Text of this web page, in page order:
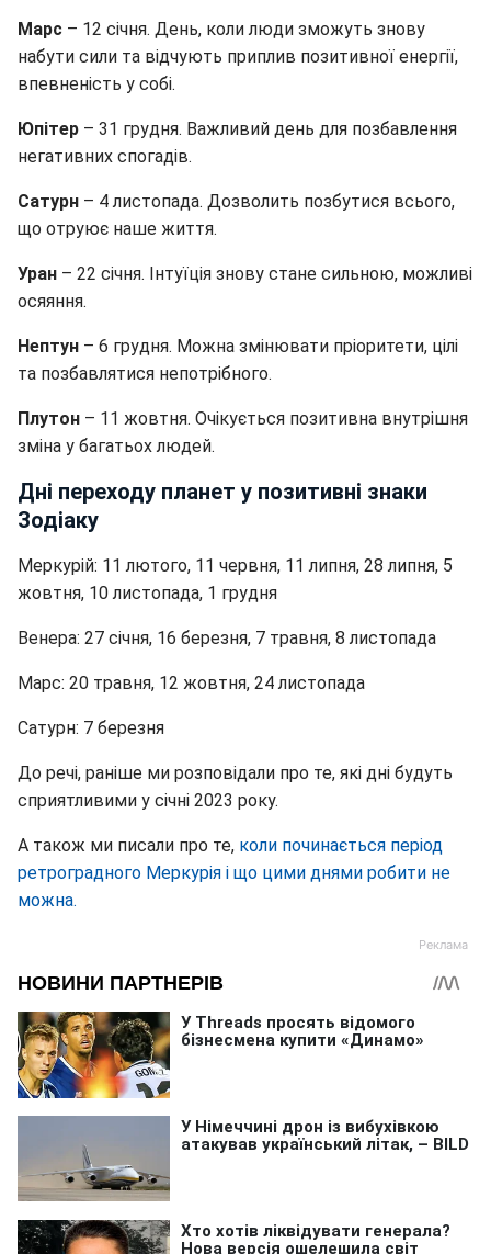
Марс – 12 січня. День, коли люди зможуть знову
набути сили та відчують приплив позитивної енергії,
впевненість у собі.
Юпітер – 31 грудня. Важливий день для позбавлення
негативних спогадів.
Сатурн – 4 листопада. Дозволить позбутися всього,
що отруює наше життя.
Уран – 22 січня. Інтуїція знову стане сильною, можливі
осяяння.
Нептун – 6 грудня. Можна змінювати пріоритети, цілі
та позбавлятися непотрібного.
Плутон – 11 жовтня. Очікується позитивна внутрішня
зміна у багатьох людей.
Дні переходу планет у позитивні знаки
Зодіаку
Меркурій: 11 лютого, 11 червня, 11 липня, 28 липня, 5
жовтня, 10 листопада, 1 грудня
Венера: 27 січня, 16 березня, 7 травня, 8 листопада
Марс: 20 травня, 12 жовтня, 24 листопада
Сатурн: 7 березня
До речі, раніше ми розповідали про те, які дні будуть
сприятливими у січні 2023 року.
А також ми писали про те, коли починається період
ретроградного Меркурія і що цими днями робити не
можна.